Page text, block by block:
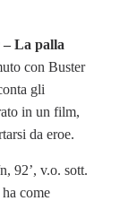
La palla
con Buster
gli
in un film,
da eroe.
92’, v.o. sott.
come